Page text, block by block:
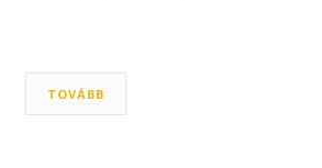
TOVÁBB